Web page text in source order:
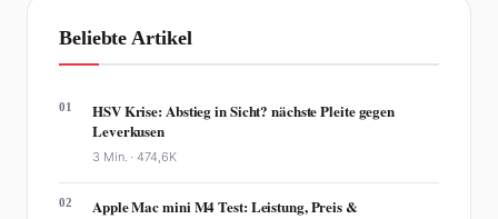
Beliebte Artikel
01
HSV Krise: Abstieg in Sicht? nächste Pleite gegen
Leverkusen
3 Min. ·474,6K
02
Apple Mac mini M4 Test: Leistung, Preis &